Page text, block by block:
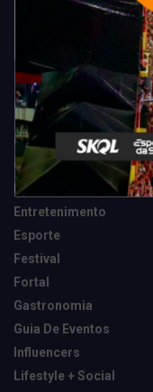
Categorias
Camarote Vip Junino
Cidade
Destaques
Entretenimento
Esporte
Festival
Fortal
Gastronomia
Guia De Eventos
Influencers
Lifestyle + Social